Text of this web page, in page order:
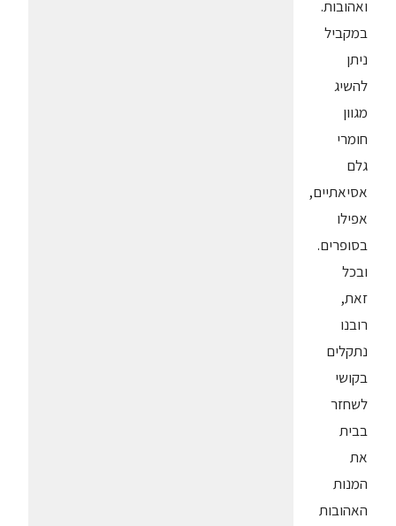
ואהובות.
במקביל
ניתן
להשיג
מגוון
חומרי
גלם
אסיאתיים,
אפילו
בסופרים.
ובכל
זאת,
רובנו
נתקלים
בקושי
לשחזר
בבית
את
המנות
האהובות